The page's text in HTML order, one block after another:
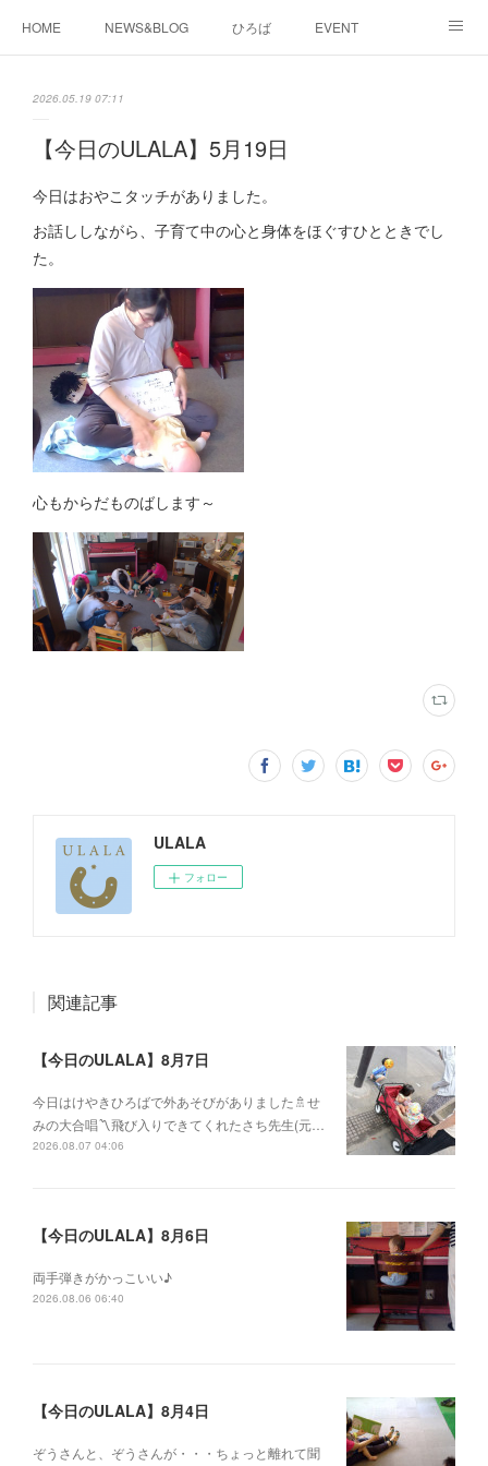
HOME NEWS&BLOG ひろば EVENT
2026.05.19 07:11
【今日のULALA】5月19日
今日はおやこタッチがありました。
お話ししながら、子育て中の心と身体をほぐすひとときでし
た。
心もからだものばします～
ULALA
フォロー
関連記事
【今日のULALA】8月7日
今日はけやきひろばで外あそびがありました🚿せ
みの大合唱〽飛び入りできてくれたさち先生(元…
2026.08.07 04:06
【今日のULALA】8月6日
両手弾きがかっこいい♪
2026.08.06 06:40
【今日のULALA】8月4日
ぞうさんと、ぞうさんが・・・ちょっと離れて聞